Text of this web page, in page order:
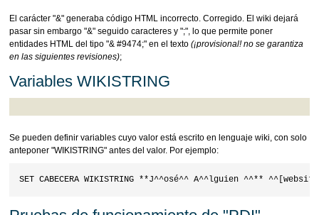
El carácter "&" generaba código HTML incorrecto. Corregido. El wiki dejará
pasar sin embargo "&" seguido caracteres y ";", lo que permite poner
entidades HTML del tipo "& #9474;" en el texto (¡provisional! no se garantiza
en las siguientes revisiones);
Variables WIKISTRING
Se pueden definir variables cuyo valor está escrito en lenguaje wiki, con solo
anteponer "WIKISTRING" antes del valor. Por ejemplo: